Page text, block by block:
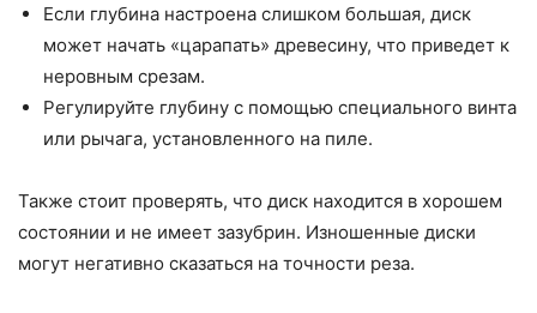
Если глубина настроена слишком большая, диск
может начать «царапать» древесину, что приведет к
неровным срезам.
Регулируйте глубину с помощью специального винта
или рычага, установленного на пиле.
Также стоит проверять, что диск находится в хорошем
состоянии и не имеет зазубрин. Изношенные диски
могут негативно сказаться на точности реза.